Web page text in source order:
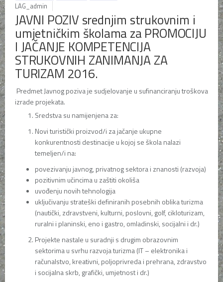
LAG_admin
JAVNI POZIV srednjim strukovnim i
umjetničkim školama za PROMOCIJU
I JAČANJE KOMPETENCIJA
STRUKOVNIH ZANIMANJA ZA
TURIZAM 2016.
Predmet Javnog poziva je sudjelovanje u sufinanciranju troškova
izrade projekata.
Sredstva su namijenjena za:
Novi turistički proizvod/i za jačanje ukupne
konkurentnosti destinacije u kojoj se škola nalazi
temeljen/i na:
povezivanju javnog, privatnog sektora i znanosti (razvoja)
pozitivnim učincima u zaštiti okoliša
uvođenju novih tehnologija
uključivanju strateški definiranih posebnih oblika turizma
(nautički, zdravstveni, kulturni, poslovni, golf, cikloturizam,
ruralni i planinski, eno i gastro, omladinski, socijalni i dr.)
Projekte nastale u suradnji s drugim obrazovnim
sektorima u svrhu razvoja turizma (IT – elektronika i
računalstvo, kreativni, poljoprivreda i prehrana, zdravstvo
i socijalna skrb, grafički, umjetnost i dr.)